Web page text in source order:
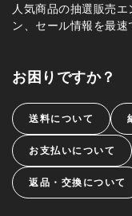
人気商品の抽選販売
ン、セール情報を最速
お困りですか？
送料について
お支払いについて
返品・交換について